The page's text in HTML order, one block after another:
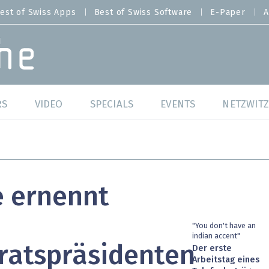
of Swiss Apps Best of Swiss Software E-Paper
Swiss Software
VIDEO SPECIALS
Cybersecurity
Cloud & Managed Services
EVENTS
ernennt
"You don't have an
indian accent"
Der erste
Arbeitstag eines